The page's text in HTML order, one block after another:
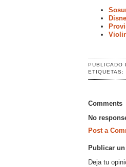
PUBLICADO
ETIQUETAS:
Comments
No
Post a
Publicar
Deja tu